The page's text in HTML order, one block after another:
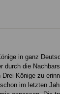
in ganz
durch die
Könige zu
im letzten